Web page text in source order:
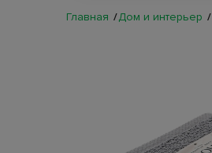
Главная Дом и интерьер